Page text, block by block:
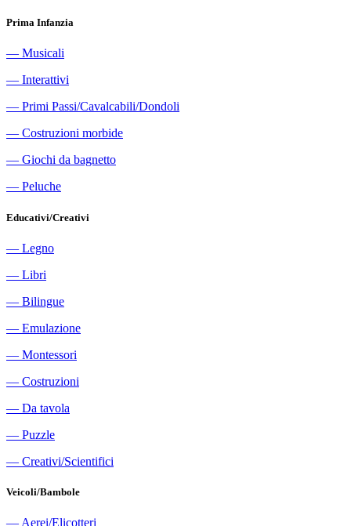
Prima Infanzia
― Musicali
― Interattivi
― Primi Passi/Cavalcabili/Dondoli
― Costruzioni morbide
― Giochi da bagnetto
― Peluche
Educativi/Creativi
― Legno
― Libri
― Bilingue
― Emulazione
― Montessori
― Costruzioni
― Da tavola
― Puzzle
― Creativi/Scientifici
Veicoli/Bambole
― Aerei/Elicotteri